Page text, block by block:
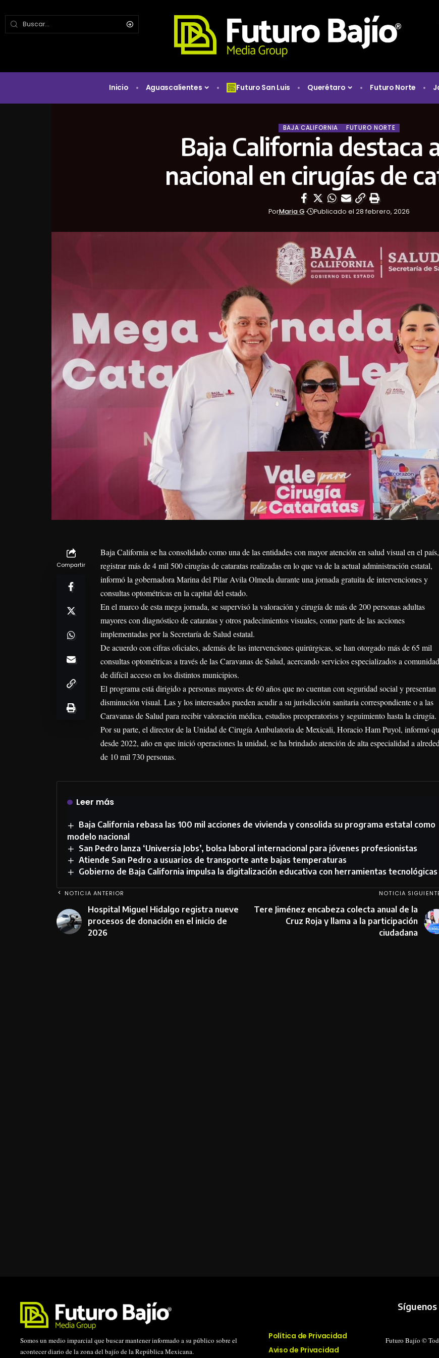
Inicio Aguascalientes Futuro San Luis Querétaro Futuro Norte
BAJA CALIFORNIA FUTURO NORTE
Baja California destaca
nacional en cirugías de
PorMaria G Publicado el 28 febrero, 2026
Compartir
Baja California se ha consolidado como una de las entidades con mayor atención en salud visual en el
registrar más de 4 mil 500 cirugías de cataratas realizadas en lo que va de la actual administración estatal,
informó la gobernadora Marina del Pilar Avila Olmeda durante una jornada gratuita de intervenciones y
consultas optométricas en la capital del estado.
En el marco de esta mega jornada, se supervisó la valoración y cirugía de más de 200 personas adultas
mayores con diagnóstico de cataratas y otros padecimientos visuales, como parte de las acciones
implementadas por la Secretaría de Salud estatal.
De acuerdo con cifras oficiales, además de las intervenciones quirúrgicas, se han otorgado más de 65 mil
consultas optométricas a través de las Caravanas de Salud, acercando servicios especializados a
de difícil acceso en los distintos municipios.
El programa está dirigido a personas mayores de 60 años que no cuentan con seguridad social y presentan
disminución visual. Las y los interesados pueden acudir a su jurisdicción sanitaria correspondiente o a las
Caravanas de Salud para recibir valoración médica, estudios preoperatorios y seguimiento hasta la cirugía.
Por su parte, el director de la Unidad de Cirugía Ambulatoria de Mexicali, Horacio Ham Puyol, informó
desde 2022, año en que inició operaciones la unidad, se ha brindado atención de alta especialidad a
de 10 mil 730 personas.
Leer más
Baja California rebasa las 100 mil acciones de vivienda y consolida su programa estatal como
modelo nacional
San Pedro lanza ‘Universia Jobs’, bolsa laboral internacional para jóvenes profesionistas
Atiende San Pedro a usuarios de transporte ante bajas temperaturas
Gobierno de Baja California impulsa la digitalización educativa con herramientas tecnológicas
NOTICIA ANTERIOR
Hospital Miguel Hidalgo registra nueve
procesos de donación en el inicio de
2026
NOTICIA
Tere Jiménez encabeza colecta anual de la
Cruz Roja y llama a la participación
ciudadana
Somos un medio imparcial que buscar mantener informado a su público sobre el
acontecer diario de la zona del bajío de la República Mexicana.
Política de Privacidad
Aviso de Privacidad
Futuro Bajío ©